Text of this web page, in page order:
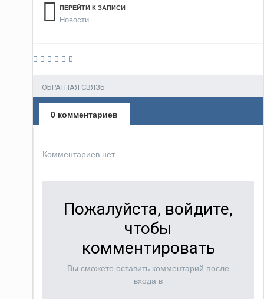
ПЕРЕЙТИ К ЗАПИСИ
Новости
ОБРАТНАЯ СВЯЗЬ
0 комментариев
Комментариев нет
Пожалуйста, войдите,
чтобы
комментировать
Вы сможете оставить комментарий после
входа в